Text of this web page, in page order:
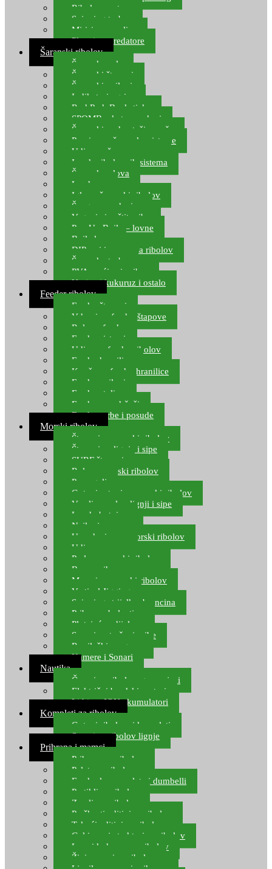
Ribolov pastrve
Spinning torbe
Mirisi za varalice
Plovci za predatore
Šaranski ribolov
Šaranske role
Šaranski štapovi
Šaranski najloni
Indikatori ugriza
Rod Pod, Banksticks
SPOMB rakete, markeri
Šaranski podmetači, mreže
Pernice za šaranske sisteme
Udice za šarana, amura
Izrada ribolovnih sistema
Šaranska olova
Leadcore
Igle za šaranski ribolov
Špage, upredenice
Vaganje i zaštita ribe
Pop Up Boile – lovne
Boile lovne
DIP-ovi i arome za ribolov
Šaranske torbe
PVA vrećice i pribor
Umjetni kukuruz i ostalo
Feeder ribolov
Feeder štapovi
Vrhovi za feeder štapove
Role za feeder
Feeder sistemi
Udice za feeder ribolov
Feeder hranilice
Kopče za feeder hranilice
Feeder najloni
Feeder stolice
Feeder arm držači
Feeder torbe i posude
Morski ribolov
Štapovi za morski ribolov
Štapovi za lignje i sipe
SURF štapovi
Role za morski ribolov
Parangali
Gotovi setovi za morski ribolov
Varalice za lov lignji i sipe
Lov hobotnice
Najloni za more
Upredenice za morski ribolov
Udice za more
Perle za morski ribolov
Brum prihrana za more
Mamci za morski ribolov
Vertical Jigging
Spinning strijelke, brancina
Pribor za bolentino
Plutajuća odijela
Sonari za traženje ribe
Ronilački program
Kamere i Sonari
Nautika
Čamci za ribolov, gumenjaci
Električni brodski motori
Lithium ION akumulatori
Kompleti za ribolov
Gotovi ribolovni kompleti
Setovi za ribolov lignje
Prihrana i mamci
Prihrana za ribolov
Pelete za ribolov
Feeder lovne pelete i dumbelli
Partikli za ribolov
Zemlja za ribolov
Praškasti aditivi za ribolov
Tekući aditivi za ribolov
Gel i sprej atraktori za ribolov
Lovni kukuruz za ribolov
Živi mamci za ribolov